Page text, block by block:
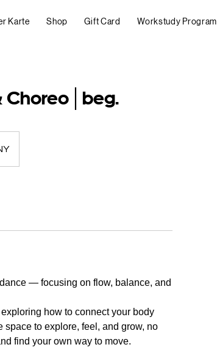
Karte Shop Gift Card Workstudy Program
Choreo│beg.
— focusing on flow, balance, and
how to connect your body
space to explore, feel, and grow, no
find your own way to move.